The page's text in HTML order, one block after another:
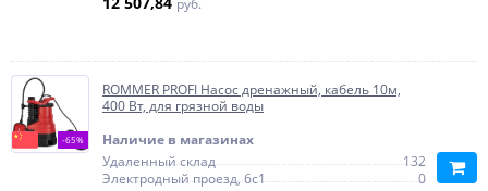
руб.
-65%
ROMMER PROFI Насос дренажный, кабель 10м,
400 Вт, для грязной воды
Наличие в магазинах
Удаленный склад
132
Электродный проезд, 6с1
0